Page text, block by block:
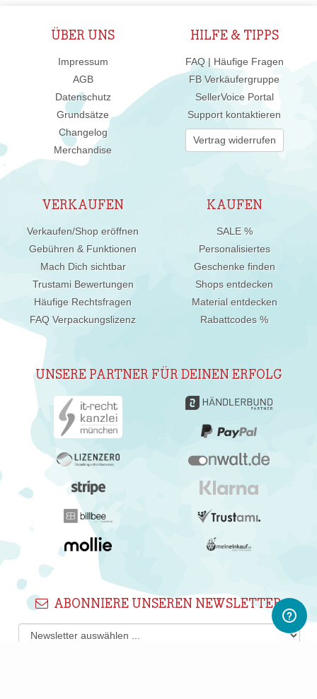
ÜBER UNS
Impressum
AGB
Datenschutz
Grundsätze
Changelog
Merchandise
HILFE & TIPPS
FAQ | Häufige Fragen
FB Verkäufergruppe
SellerVoice Portal
Support kontaktieren
Vertrag widerrufen
VERKAUFEN
Verkaufen/Shop eröffnen
Gebühren & Funktionen
Mach Dich sichtbar
Trustami Bewertungen
Häufige Rechtsfragen
FAQ Verpackungslizenz
KAUFEN
SALE %
Personalisiertes
Geschenke finden
Shops entdecken
Material entdecken
Rabattcodes %
UNSERE PARTNER FÜR DEINEN ERFOLG
ABONNIERE UNSEREN NEWSLETTER